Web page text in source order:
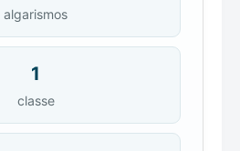
algarismos
1
classe